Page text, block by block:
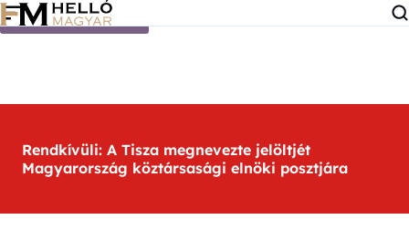
Ugrás a tartalomra
Rendkívüli: A Tisza megnevezte jelöltjét
Magyarország köztársasági elnöki posztjára